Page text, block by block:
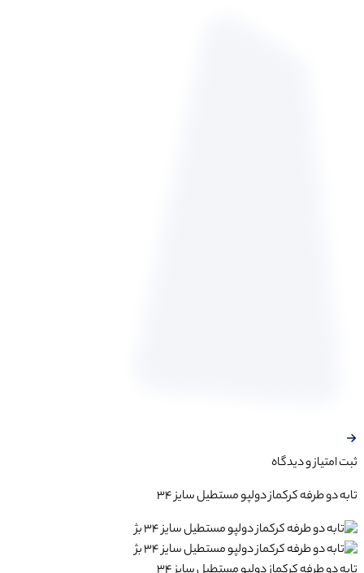
ثبت‌ امتیاز‌ و‌ دیدگاه
تابه دو طرفه کرکماز دولپو مستطیل سایز 34